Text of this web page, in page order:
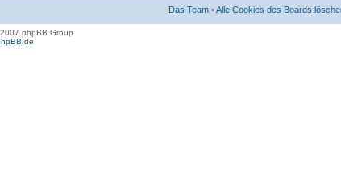
Das Team •Alle Cookies des Boards
phpBB Group